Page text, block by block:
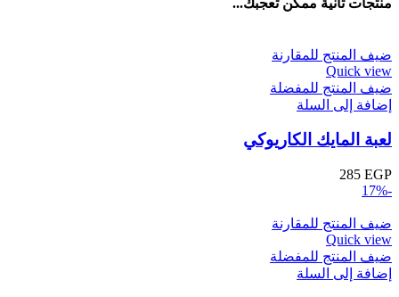
ضيف المنتج للمقارنة
Quick view
ضيف المنتج للمفضلة
إضافة إلى السلة
لعبة المايك الكاريوكي
285 EGP
-17%
ضيف المنتج للمقارنة
Quick view
ضيف المنتج للمفضلة
إضافة إلى السلة